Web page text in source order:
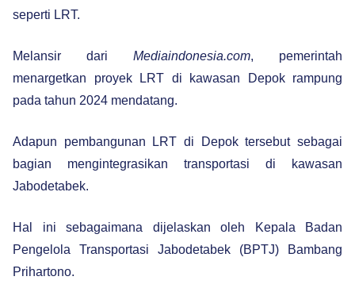
seperti LRT.
Melansir dari Mediaindonesia.com, pemerintah
menargetkan proyek LRT di kawasan Depok rampung
pada tahun 2024 mendatang.
Adapun pembangunan LRT di Depok tersebut sebagai
bagian mengintegrasikan transportasi di kawasan
Jabodetabek.
Hal ini sebagaimana dijelaskan oleh Kepala Badan
Pengelola Transportasi Jabodetabek (BPTJ) Bambang
Prihartono.